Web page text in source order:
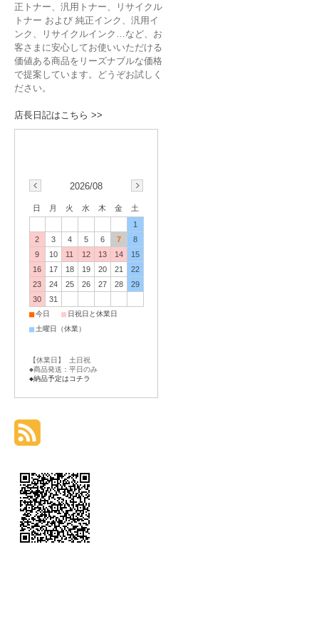
正トナー、汎用トナー、リサイクル
トナー および 純正インク、汎用イ
ンク、リサイクルインク…など、お
客さまに安心してお使いいただける
価値ある商品をリーズナブルな価格
で提案しています。どうぞお試しく
ださい。
店長日記はこちら >>
2026/08
日 月 火 水 木 金
土
1
2
3 4 5 6 7
8
9
10 11 12 13 14
15
16
17 18 19 20 21
22
23
24 25 26 27 28
29
30
31
■今日 ■ 日祝日と休業日
■ 土曜日（休業）
【休業日】 土日祝
◆商品発送：平日のみ
◆納品予定はコチラ